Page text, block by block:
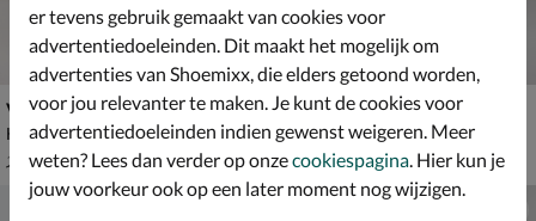
Vagabond Shoemakers Kenova
Hoge laarzen - zwart
van € 179,99 voor € 125,99
179,99 125, 99
Rieker
Hoge laarzen - zwart
van € 89,99 voor € 62,99
89,99 62,99
er tevens gebruik gemaakt van cookies voor
advertentiedoeleinden. Dit maakt het mogelijk om
advertenties van Shoemixx, die elders getoond worden,
voor jou relevanter te maken. Je kunt de cookies voor
advertentiedoeleinden indien gewenst weigeren. Meer
weten? Lees dan verder op onzecookiespagina. Hier kun je
jouw voorkeur ook op een later moment nog wijzigen.